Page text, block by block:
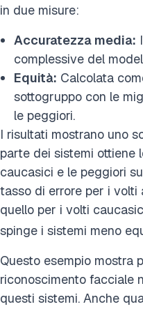
in due misure:
Accuratezza media:
complessive del
Equità: Calcolata
sottogruppo con le
le peggiori.
I risultati mostrano uno
parte dei sistemi ottiene
caucasici e le peggiori
tasso di errore per i volti
quello per i volti
spinge i sistemi meno
Questo esempio mostra
riconoscimento facciale
questi sistemi. Anche